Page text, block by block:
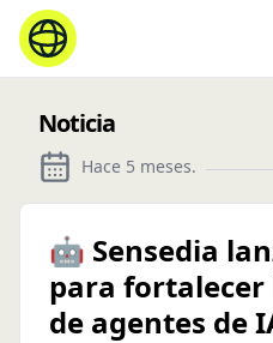
Noticia
Hace 5 meses.
🤖 Sensedia
para fortalecer
de agentes de